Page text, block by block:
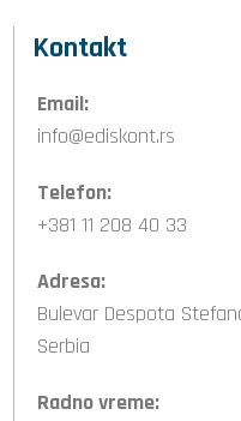
Kontakt
Email:
info@ediskont.rs
Telefon:
+381 11 208 40 33
Adresa:
Bulevar Despota
Serbia
Radno vreme: